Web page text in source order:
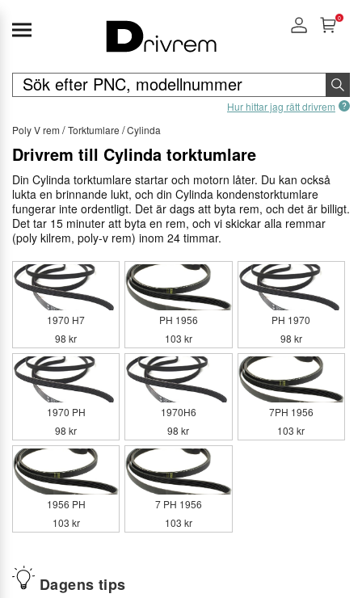
Hur hittar jag rätt drivrem
0
Poly V rem Torktumlare Cylinda
Dagens tips
Drivrem till Cylinda torktumlare
Din Cylinda torktumlare startar och motorn låter. Du kan också
lukta en brinnande lukt, och din Cylinda kondenstorktumlare
fungerar inte ordentligt. Det är dags att byta rem, och det är billigt.
Det tar 15 minuter att byta en rem, och vi skickar alla remmar
(poly kilrem, poly-v rem) inom 24 timmar.
1970 H7
98 kr
PH 1956
103 kr
PH 1970
98 kr
1970 PH
98 kr
1970H6
98 kr
7PH 1956
103 kr
1956 PH
103 kr
7 PH 1956
103 kr